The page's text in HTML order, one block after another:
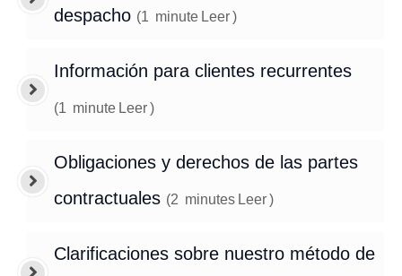
despacho (1 minute Leer)
Información para clientes recurrentes
(1 minute Leer)
Obligaciones y derechos de las partes
contractuales (2 minutes Leer)
Clarificaciones sobre nuestro método de